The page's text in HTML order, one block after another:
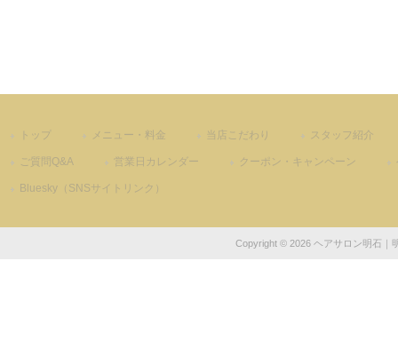
トップ メニュー・料金 当店こだわり スタッフ紹介
ご質問Q&A 営業日カレンダー クーポン・キャンペーン
Bluesky（SNSサイトリンク）
Copyright © 2026 ヘアサロン明石｜